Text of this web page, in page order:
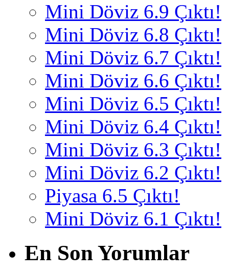
Mini Döviz 6.9 Çıktı!
Mini Döviz 6.8 Çıktı!
Mini Döviz 6.7 Çıktı!
Mini Döviz 6.6 Çıktı!
Mini Döviz 6.5 Çıktı!
Mini Döviz 6.4 Çıktı!
Mini Döviz 6.3 Çıktı!
Mini Döviz 6.2 Çıktı!
Piyasa 6.5 Çıktı!
Mini Döviz 6.1 Çıktı!
En Son Yorumlar